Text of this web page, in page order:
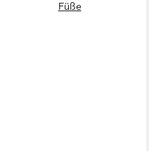
Füße